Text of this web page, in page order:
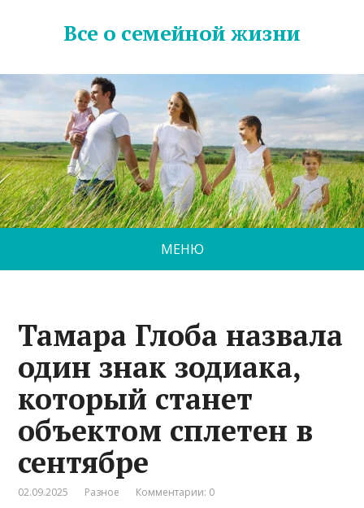
Все о семейной жизни
МЕНЮ
Тамара Глоба назвала
один знак зодиака,
который станет
объектом сплетен в
сентябре
02.09.2025 Разное Комментарии: 0